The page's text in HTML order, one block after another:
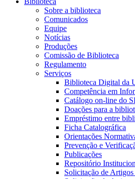
Sobre a biblioteca
Comunicados
Equipe
Notícias
Produções
Comissão de Biblioteca
Regulamento
Serviços
Biblioteca Digital da
Competência em
Catálogo on-line do
Doações para a
Empréstimo entre
Ficha Catalográfica
Orientações
Prevenção e
Publicações
Repositório
Solicitação de